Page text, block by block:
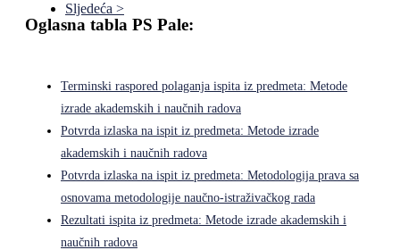
Sljedeća >
Oglasna tabla PS Pale:
Terminski raspored polaganja ispita iz predmeta: Metode
izrade akademskih i naučnih radova
Potvrda izlaska na ispit iz predmeta: Metode izrade
akademskih i naučnih radova
Potvrda izlaska na ispit iz predmeta: Metodologija prava sa
osnovama metodologije naučno-istraživačkog rada
Rezultati ispita iz predmeta: Metode izrade akademskih i
naučnih radova